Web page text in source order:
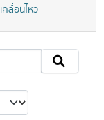
คลื่อนไหว